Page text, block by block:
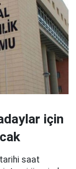
için
saat